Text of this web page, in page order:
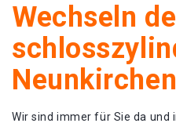
Wechseln
Neunkirchen
Wir sind immer für Sie da und